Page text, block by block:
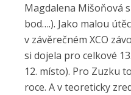
Magdalena Mišoňová
bod….). Jako malou
v závěrečném XCO
si dojela pro celkové
12. místo). Pro Zuzku
roce. A v teoreticky